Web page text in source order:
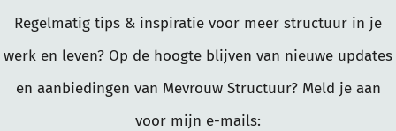
Regelmatig tips & inspiratie voor meer structuur in je
werk en leven? Op de hoogte blijven van nieuwe updates
en aanbiedingen van Mevrouw Structuur? Meld je aan
voor mijn e-mails: